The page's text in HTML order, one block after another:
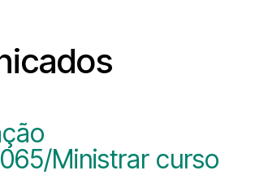
Ministrar curso